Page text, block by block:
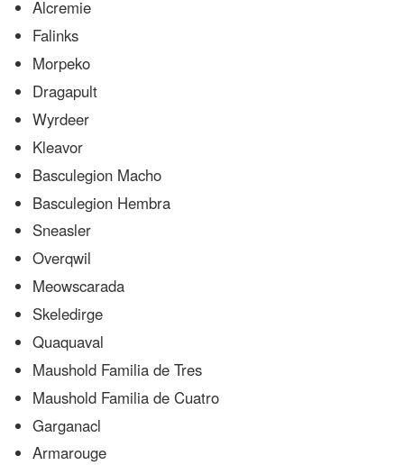
Alcremie
Falinks
Morpeko
Dragapult
Wyrdeer
Kleavor
Basculegion Macho
Basculegion Hembra
Sneasler
Overqwil
Meowscarada
Skeledirge
Quaquaval
Maushold Familia de Tres
Maushold Familia de Cuatro
Garganacl
Armarouge